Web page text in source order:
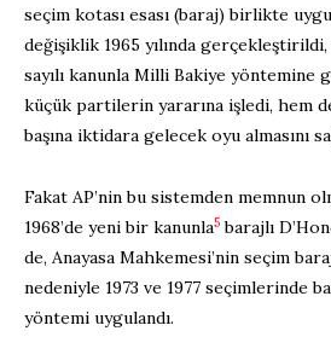
seçim kotası esası (baraj) birlikte
değişiklik 1965 yılında
sayılı kanunla Milli Bakiye yöntemine
küçük partilerin yararına işledi, hem
başına iktidara gelecek oyu almasını
Fakat AP’nin bu sistemden memnun
1968’de yeni bir kanunla5 barajlı
de, Anayasa Mahkemesi’nin seçim
nedeniyle 1973 ve 1977 seçimlerinde
yöntemi uygulandı.